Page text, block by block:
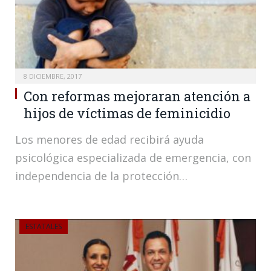
8 DICIEMBRE, 2017
Con reformas mejoraran atención a
hijos de víctimas de feminicidio
Los menores de edad recibirá ayuda
psicológica especializada de emergencia, con
independencia de la protección…
ESTATALES